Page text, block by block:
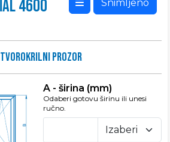
4600 Snimljeno
prozor
A - širina (mm)
Odaberi gotovu širinu ili unesi
ručno.